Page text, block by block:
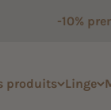
-10%
produits Linge